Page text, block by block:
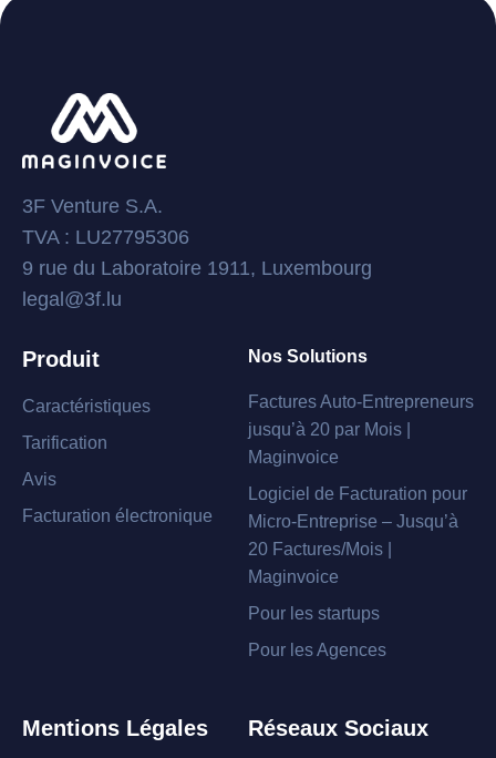
3F Venture S.A.
TVA : LU27795306
9 rue du Laboratoire 1911, Luxembourg
legal@3f.lu
Produit
Caractéristiques
Tarification
Avis
Facturation électronique
Nos Solutions
Factures Auto-Entrepreneurs
jusqu’à 20 par Mois |
Maginvoice
Logiciel de Facturation pour
Micro-Entreprise – Jusqu’à
20 Factures/Mois |
Maginvoice
Pour les startups
Pour les Agences
Mentions Légales Réseaux Sociaux